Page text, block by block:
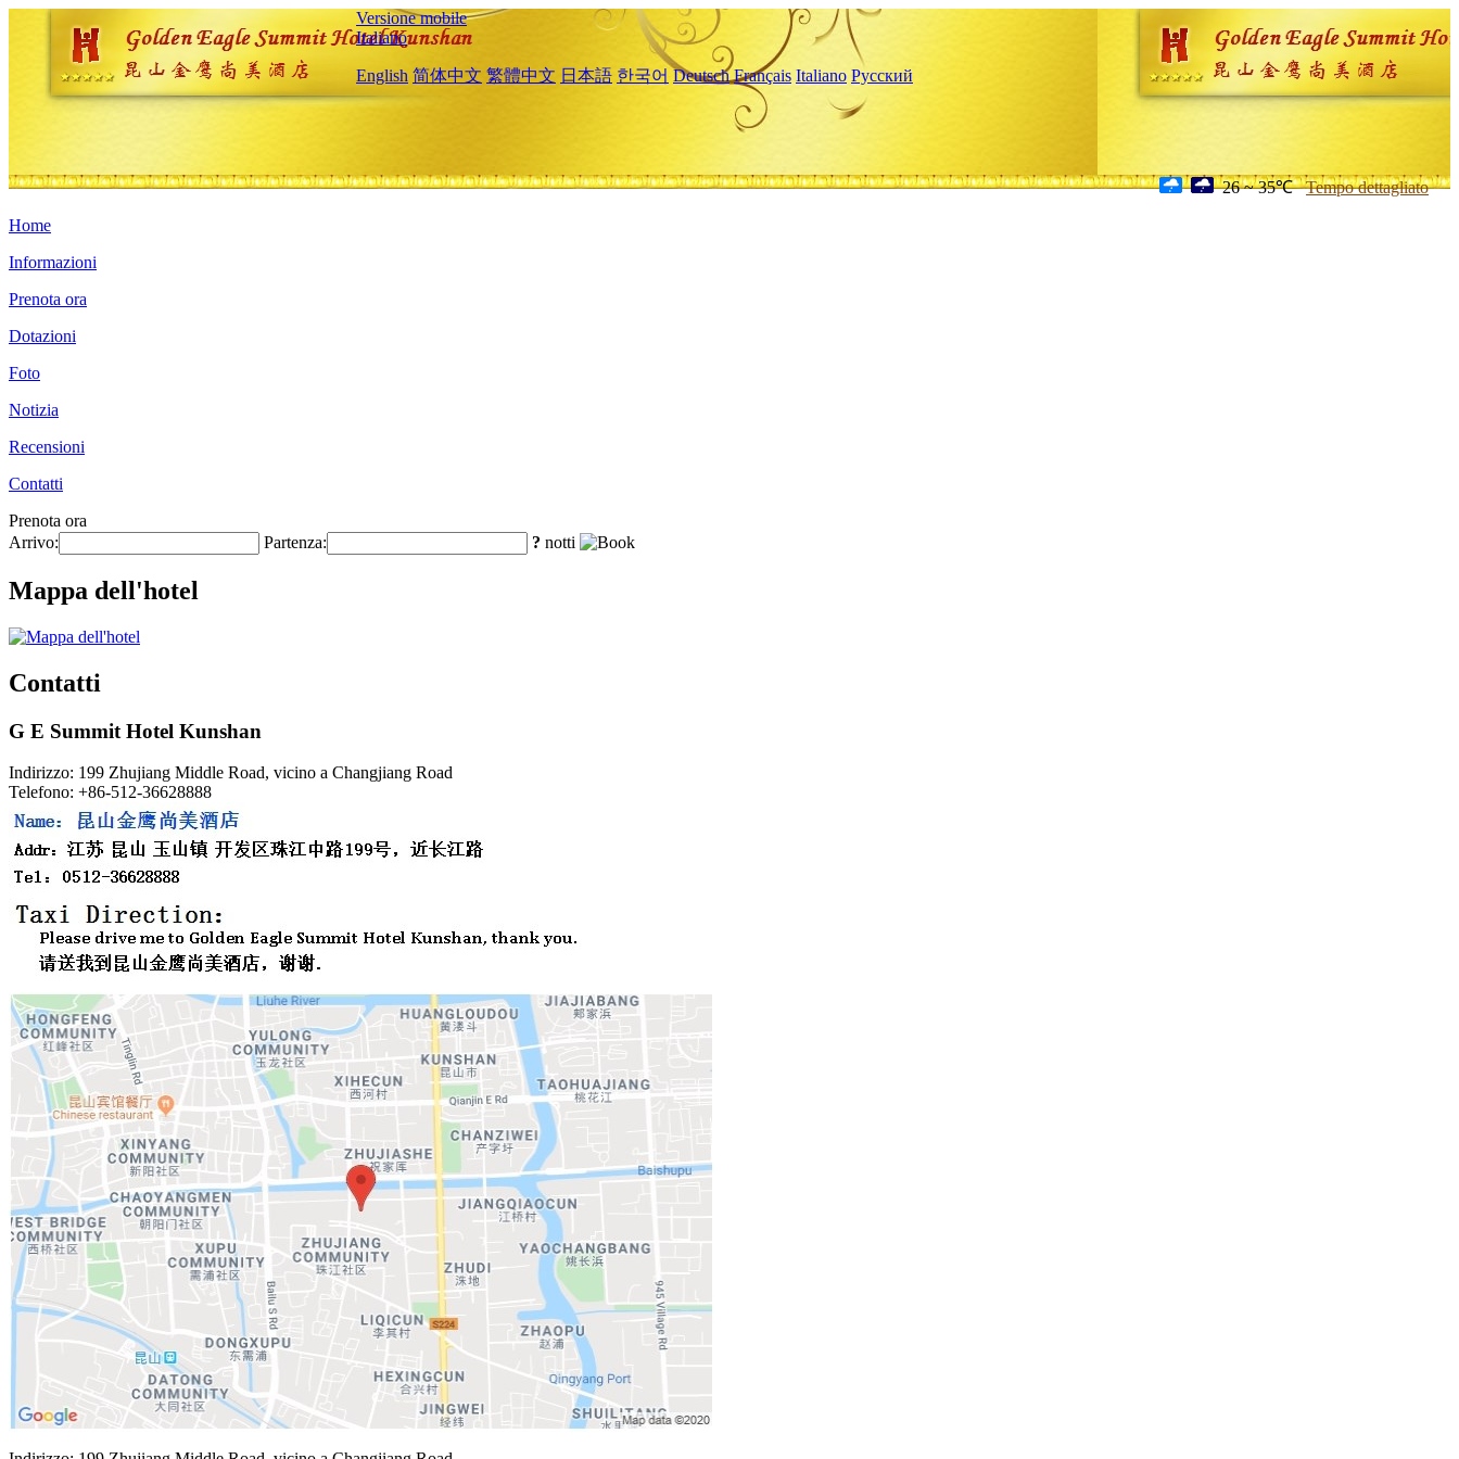
Versione mobile
Italiano
English 简体中文 繁體中文 日本語 한국어 Deutsch Français Italiano Русский
26 ~ 35℃ Tempo dettagliato
Home
Informazioni
Prenota ora
Dotazioni
Foto
Notizia
Recensioni
Contatti
Prenota ora
Arrivo:
Partenza: ? notti
Mappa dell'hotel
Contatti
G E Summit Hotel Kunshan
Indirizzo: 199 Zhujiang Middle Road, vicino a Changjiang Road
Telefono: +86-512-36628888